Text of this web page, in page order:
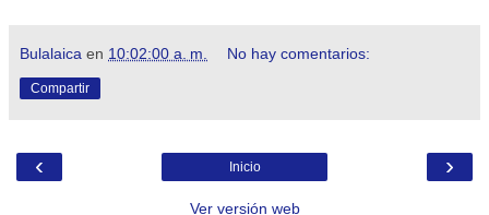
Bulalaica en 10:02:00 a. m. No hay comentarios:
Compartir
‹ ›
Inicio
Ver versión web